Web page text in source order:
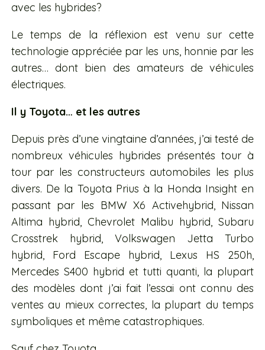
avec les hybrides?
Le temps de la réflexion est venu sur cette
technologie appréciée par les uns, honnie par les
autres… dont bien des amateurs de véhicules
électriques.
Il y Toyota… et les autres
Depuis près d’une vingtaine d’années, j’ai testé de
nombreux véhicules hybrides présentés tour à
tour par les constructeurs automobiles les plus
divers. De la Toyota Prius à la Honda Insight en
passant par les BMW X6 Activehybrid, Nissan
Altima hybrid, Chevrolet Malibu hybrid, Subaru
Crosstrek hybrid, Volkswagen Jetta Turbo
hybrid, Ford Escape hybrid, Lexus HS 250h,
Mercedes S400 hybrid et tutti quanti, la plupart
des modèles dont j’ai fait l’essai ont connu des
ventes au mieux correctes, la plupart du temps
symboliques et même catastrophiques.